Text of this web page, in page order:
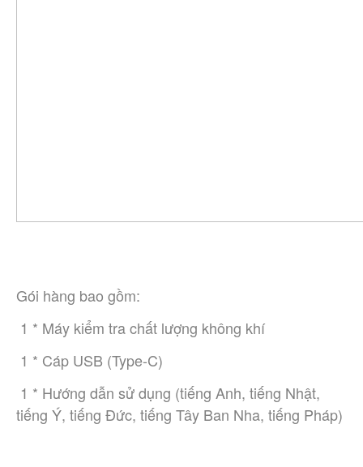
Gói hàng bao gồm:
1 * Máy kiểm tra chất lượng không khí
1 * Cáp USB (Type-C)
tiếng Ý, tiếng Đức, tiếng Tây Ban Nha, tiếng Pháp)